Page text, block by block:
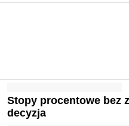
Stopy procentowe bez
decyzja